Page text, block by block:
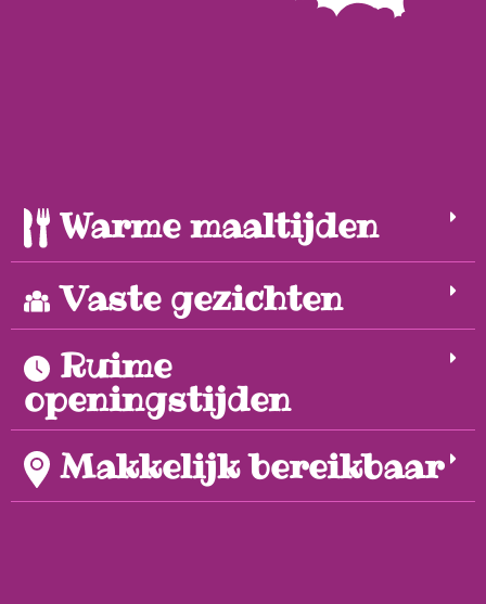
Warme maaltijden
Vaste gezichten
Ruime
openingstijden
Makkelijk bereikbaar